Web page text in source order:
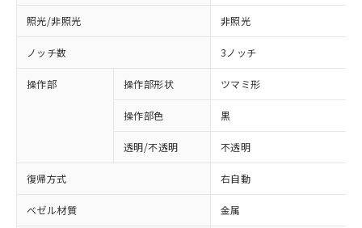
照光/非照光 非照光
ノッチ数 3ノッチ
操作部 操作部形状 ツマミ形
操作部色 黒
透明/不透明 不透明
復帰方式 右自動
ベゼル材質 金属